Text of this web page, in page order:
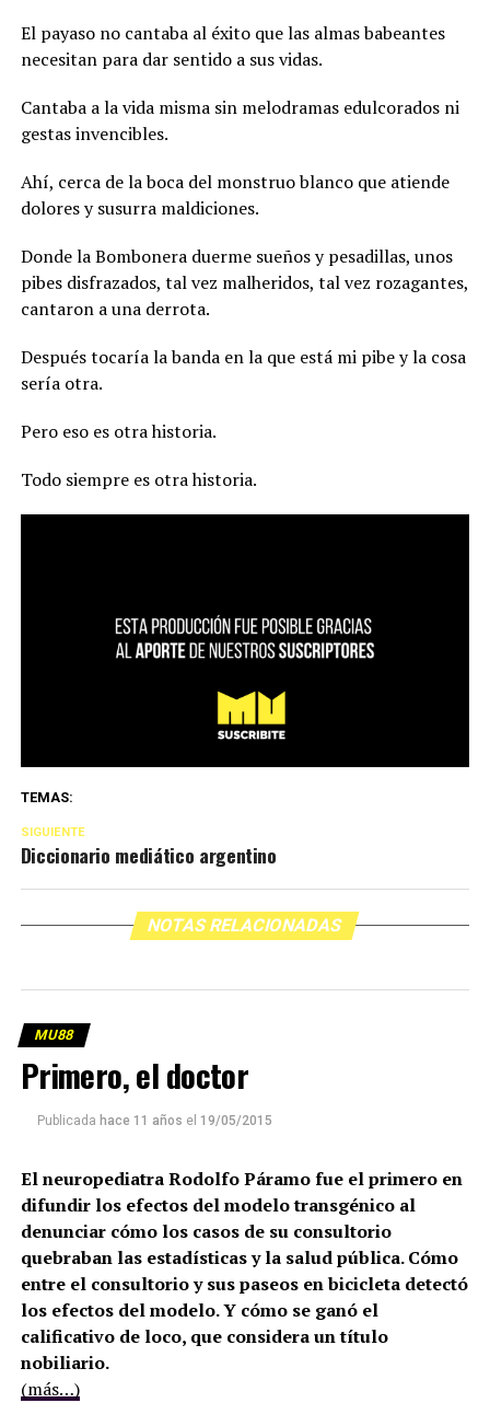
El payaso no cantaba al éxito que las almas babeantes
necesitan para dar sentido a sus vidas.
Cantaba a la vida misma sin melodramas edulcorados ni
gestas invencibles.
Ahí, cerca de la boca del monstruo blanco que atiende
dolores y susurra maldiciones.
Donde la Bombonera duerme sueños y pesadillas, unos
pibes disfrazados, tal vez malheridos, tal vez rozagantes,
cantaron a una derrota.
Después tocaría la banda en la que está mi pibe y la cosa
sería otra.
Pero eso es otra historia.
Todo siempre es otra historia.
TEMAS:
SIGUIENTE
Diccionario mediático argentino
NOTAS RELACIONADAS
MU88
Primero, el doctor
Publicada hace 11 años el 19/05/2015
El neuropediatra Rodolfo Páramo fue el primero en
difundir los efectos del modelo transgénico al
denunciar cómo los casos de su consultorio
quebraban las estadísticas y la salud pública. Cómo
entre el consultorio y sus paseos en bicicleta detectó
los efectos del modelo. Y cómo se ganó el
calificativo de loco, que considera un título
nobiliario.
(más…)